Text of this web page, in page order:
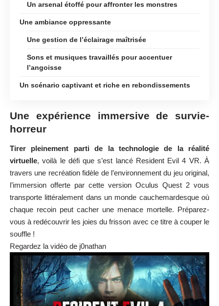
Un arsenal étoffé pour affronter les monstres
Une ambiance oppressante
Une gestion de l’éclairage maîtrisée
Sons et musiques travaillés pour accentuer
l’angoisse
Un scénario captivant et riche en rebondissements
Une expérience immersive de survie-
horreur
Tirer pleinement parti de la technologie de la réalité
virtuelle, voilà le défi que s’est lancé Resident Evil 4 VR. À
travers une recréation fidèle de l’environnement du jeu original,
l’immersion offerte par cette version Oculus Quest 2 vous
transporte littéralement dans un monde cauchemardesque où
chaque recoin peut cacher une menace mortelle. Préparez-
vous à redécouvrir les joies du frisson avec ce titre à couper le
souffle !
Regardez la vidéo de j0nathan